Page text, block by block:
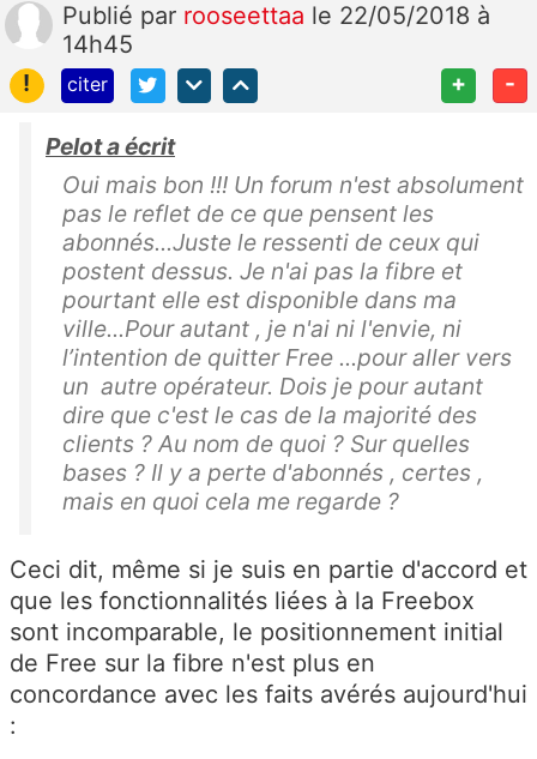
Publié par rooseettaa le 22/05/2018 à
14h45
!
citer + -
Pelot a écrit
Oui mais bon !!! Un forum n'est absolument
pas le reflet de ce que pensent les
abonnés...Juste le ressenti de ceux qui
postent dessus. Je n'ai pas la fibre et
pourtant elle est disponible dans ma
ville...Pour autant , je n'ai ni l'envie, ni
l’intention de quitter Free ...pour aller vers
un autre opérateur. Dois je pour autant
dire que c'est le cas de la majorité des
clients ? Au nom de quoi ? Sur quelles
bases ? Il y a perte d'abonnés , certes ,
mais en quoi cela me regarde ?
Ceci dit, même si je suis en partie d'accord et
que les fonctionnalités liées à la Freebox
sont incomparable, le positionnement initial
de Free sur la fibre n'est plus en
concordance avec les faits avérés aujourd'hui
: